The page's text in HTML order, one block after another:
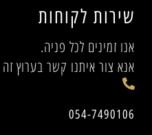
שירות לקוחות
אנו זמינים לכל פניה.
אנא צור איתנו קשר בערוץ זה
054-7490106